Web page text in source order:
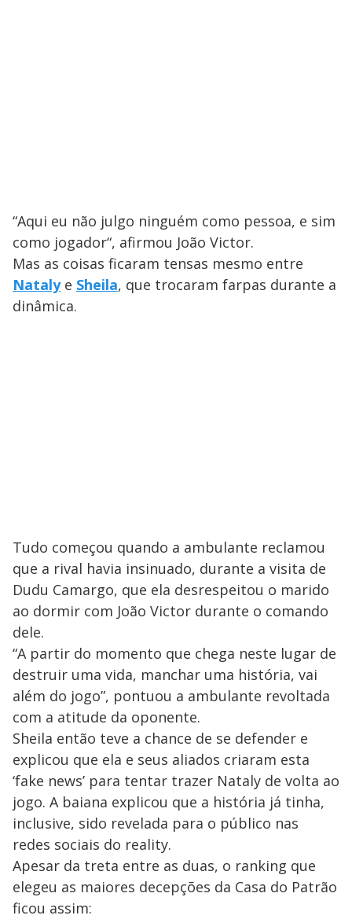
“Aqui eu não julgo ninguém como pessoa, e sim
como jogador“, afirmou João Victor.
Mas as coisas ficaram tensas mesmo entre
Natalye Sheila, que trocaram farpas durante a
dinâmica.
Tudo começou quando a ambulante reclamou
que a rival havia insinuado, durante a visita de
Dudu Camargo, que ela desrespeitou o marido
ao dormir com João Victor durante o comando
dele.
“A partir do momento que chega neste lugar de
destruir uma vida, manchar uma história, vai
além do jogo”, pontuou a ambulante revoltada
com a atitude da oponente.
Sheila então teve a chance de se defender e
explicou que ela e seus aliados criaram esta
‘fake news’ para tentar trazer Nataly de volta ao
jogo. A baiana explicou que a história já tinha,
inclusive, sido revelada para o público nas
redes sociais do reality.
Apesar da treta entre as duas, o ranking que
elegeu as maiores decepções da Casa do Patrão
ficou assim: